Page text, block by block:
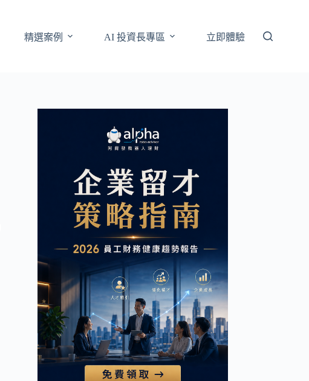
精選案例 AI 投資長專區 立即體驗